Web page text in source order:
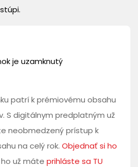
je uzamknutý
patrí k prémiovému obsahu
S digitálnym predplatným už
neobmedzený prístup k
na celý rok. Objednať si ho
ho už máte prihláste sa TU